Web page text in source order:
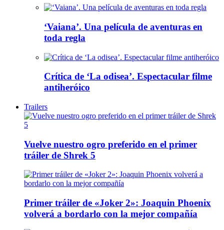
‘Vaiana’. Una película de aventuras en
toda regla
Crítica de ‘La odisea’. Espectacular filme
antiheróico
Trailers
Vuelve nuestro ogro preferido en el primer
tráiler de Shrek 5
Primer tráiler de «Joker 2»: Joaquin Phoenix
volverá a bordarlo con la mejor compañía